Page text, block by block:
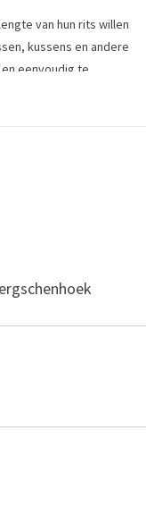
van hun rits willen
kussens en andere
eenvoudig te